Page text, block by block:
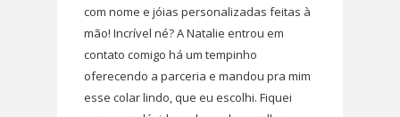
com nome e jóias personalizadas feitas à
mão! Incrível né? A Natalie entrou em
contato comigo há um tempinho
oferecendo a parceria e mandou pra mim
esse colar lindo, que eu escolhi. Fiquei